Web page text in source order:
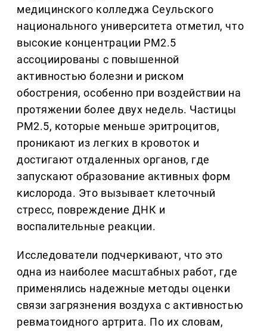
медицинского колледжа Сеульского
национального университета отметил, что
высокие концентрации PM2.5
ассоциированы с повышенной
активностью болезни и риском
обострения, особенно при воздействии на
протяжении более двух недель. Частицы
PM2.5, которые меньше эритроцитов,
проникают из легких в кровоток и
достигают отдаленных органов, где
запускают образование активных форм
кислорода. Это вызывает клеточный
стресс, повреждение ДНК и
воспалительные реакции.
Исследователи подчеркивают, что это
одна из наиболее масштабных работ, где
применялись надежные методы оценки
связи загрязнения воздуха с активностью
ревматоидного артрита. По их словам,